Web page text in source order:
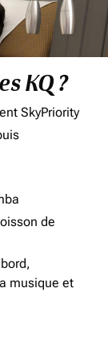
KQ ?
SkyPriority
de
musique et